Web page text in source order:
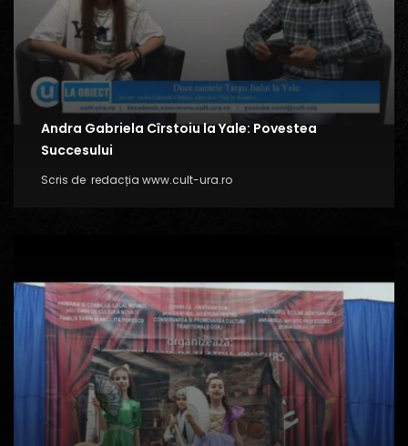
Andra Gabriela Cîrstoiu la Yale: Povestea
Succesului
Scris de redacția www.cult-ura.ro